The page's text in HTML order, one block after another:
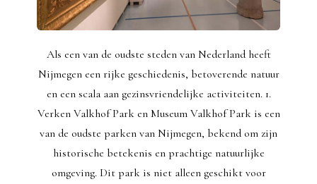
Als een van de oudste steden van Nederland heeft
Nijmegen een rijke geschiedenis, betoverende natuur
en een scala aan gezinsvriendelijke activiteiten. 1.
Verken Valkhof Park en Museum Valkhof Park is een
van de oudste parken van Nijmegen, bekend om zijn
historische betekenis en prachtige natuurlijke
omgeving. Dit park is niet alleen geschikt voor